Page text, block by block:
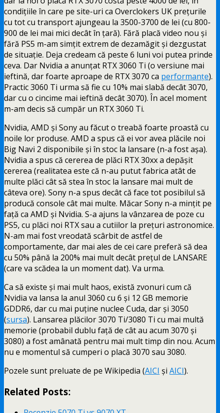
condițiile în care pe site-uri ca Overclokers UK prețurile
cu tot cu transport ajungeau la 3500-3700 de lei (cu 800-
900 de lei mai mici decât în țară). Fără placă video nou și
fără PS5 m-am simțit extrem de dezamăgit și dezgustat
de situație. Deja credeam că peste 6 luni voi putea prinde
ceva. Dar Nvidia a anunțat RTX 3060 Ti (o versiune mai
ieftină, dar foarte aproape de RTX 3070 ca performanțe).
Practic 3060 Ti urma să fie cu 10% mai slabă decât 3070,
dar cu o cincime mai ieftină decât 3070). În acel moment
m-am decis să cumpăr un RTX 3060 Ti.
Nvidia, AMD și Sony au făcut o treabă foarte proastă cu
noile lor produse. AMD a spus că ei vor avea plăcile noi
Big Navi 2 disponibile și în stoc la lansare (n-a fost așa).
Nvidia a spus că cererea de plăci RTX 30xx a depășit
cererea (realitatea este că n-au putut fabrica atât de
multe plăci cât să stea în stoc la lansare mai mult de
câteva ore). Sony n-a spus decât că face tot posibilul să
producă console cât mai multe. Măcar Sony n-a mințit pe
față ca AMD și Nvidia. S-a ajuns la vânzarea de poze cu
PS5, cu plăci noi RTX sau a cutiilor la prețuri astronomice.
N-am mai fost vreodată scârbit de astfel de
comportamente, dar mai ales de cei care preferă să dea
cu 50% până la 200% mai mult decât prețul de LANSARE
(care va scădea la un moment dat). Va urma.
Ca să existe și mai mult haos, există zvonuri cum că
Nvidia va lansa la anul 3060 cu 6 și 12 GB memorie
GDDR6, dar cu mai puține nuclee Cuda, dar și 3050
(sursa). Lansarea plăcilor 3070 Ti/3080 Ti cu mai multă
memorie (probabil dublu față de cât au acum 3070 și
3080) a fost amânată pentru mai mult timp din nou. Acum
nu e momentul să cumperi o placă 3070 sau 3080.
Pozele sunt preluate de pe Wikipedia (AICI și AICI).
Related Posts: